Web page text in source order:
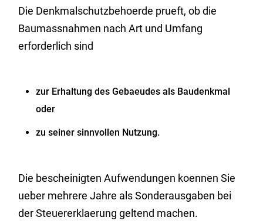
Die Denkmalschutzbehoerde prueft, ob die
Baumassnahmen nach Art und Umfang
erforderlich sind
zur Erhaltung des Gebaeudes als Baudenkmal
oder
zu seiner sinnvollen Nutzung.
Die bescheinigten Aufwendungen koennen Sie
ueber mehrere Jahre als Sonderausgaben bei
der Steuererklaerung geltend machen.